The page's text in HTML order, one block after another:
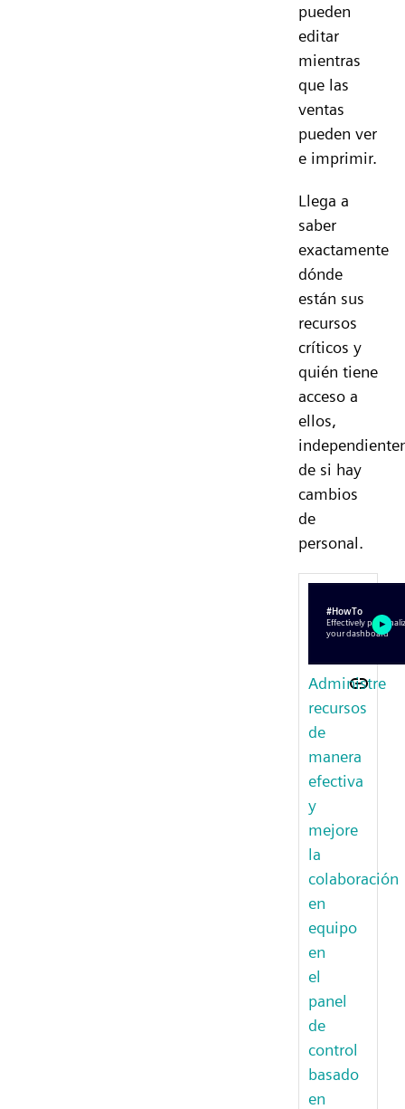
pueden
editar
mientras
que las
ventas
pueden ver
e imprimir.
Llega a
saber
exactamente
dónde
están sus
recursos
críticos y
quién tiene
acceso a
ellos,
de si hay
cambios
de
personal.
Administre
recursos
de
manera
efectiva
y
mejore
la
colaboración
en
equipo
en
el
panel
de
control
basado
en